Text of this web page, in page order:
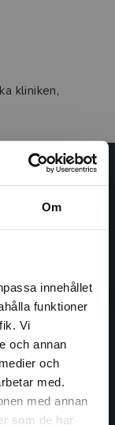
Om
innehållet
funktioner
Vi
och annan
och
med.
med annan
som de har
kliniken,
Sveriges